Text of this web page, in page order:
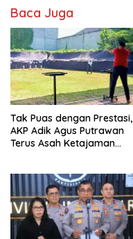
Baca Juga
Tak Puas dengan Prestasi,
AKP Adik Agus Putrawan
Terus Asah Ketajaman